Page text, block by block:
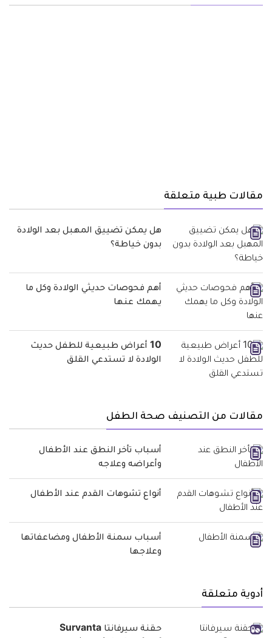
مقالات طبية متعلقة
هل يمكن تضييق المهبل بعد الولادة
بدون خياطة؟
أهم فحوصات حديثي الولادة وكل ما
يهمك عنها
10 أعراض طبيعية للطفل حديث
الولادة لا تستدعي القلق
مقالات من التصنيف صحة الطفل
أسباب تأخر النطق عند الأطفال
وأعراضه وعلاجه
أنواع تشوهات القدم عند الأطفال
أسباب سمنة الأطفال ومضاعفاتها
وعلاجها
أدوية متعلقة
حقنة سيرفانتا Survanta